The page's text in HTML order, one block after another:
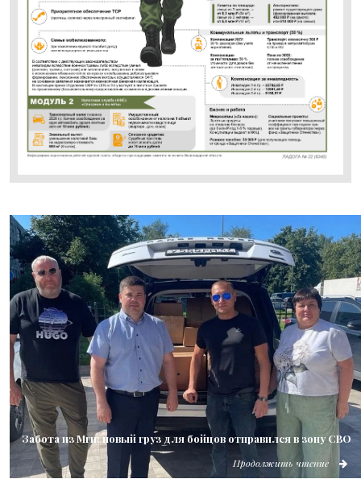
Забота из Мги: новый груз для бойцов отправился в зону СВО
Продолжить чтение